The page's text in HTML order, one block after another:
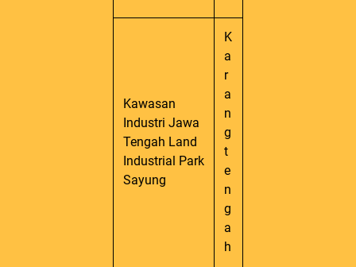
Kawasan
Industri Jawa
Tengah Land
Industrial Park
Sayung
K
a
r
a
n
g
t
e
n
g
a
h